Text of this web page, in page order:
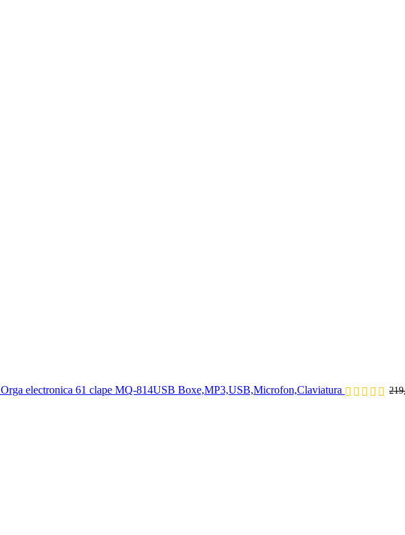
Orga electronica 61 clape MQ-814USB Boxe,MP3,USB,Microfon,Claviatura